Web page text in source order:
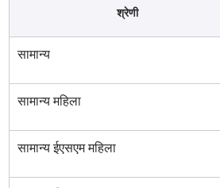
श्रेणी
सामान्य
सामान्य महिला
सामान्य ईएसएम महिला